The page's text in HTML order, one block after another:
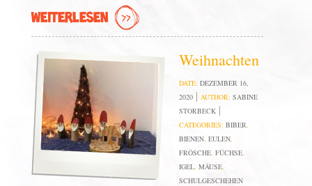
WEITERLESEN
Weihnachten
DATE: DEZEMBER 16,
2020
AUTHOR: SABINE
STORBECK
CATEGORIES: BIBER,
BIENEN, EULEN,
FRÖSCHE, FÜCHSE,
IGEL, MÄUSE,
SCHULGESCHEHEN